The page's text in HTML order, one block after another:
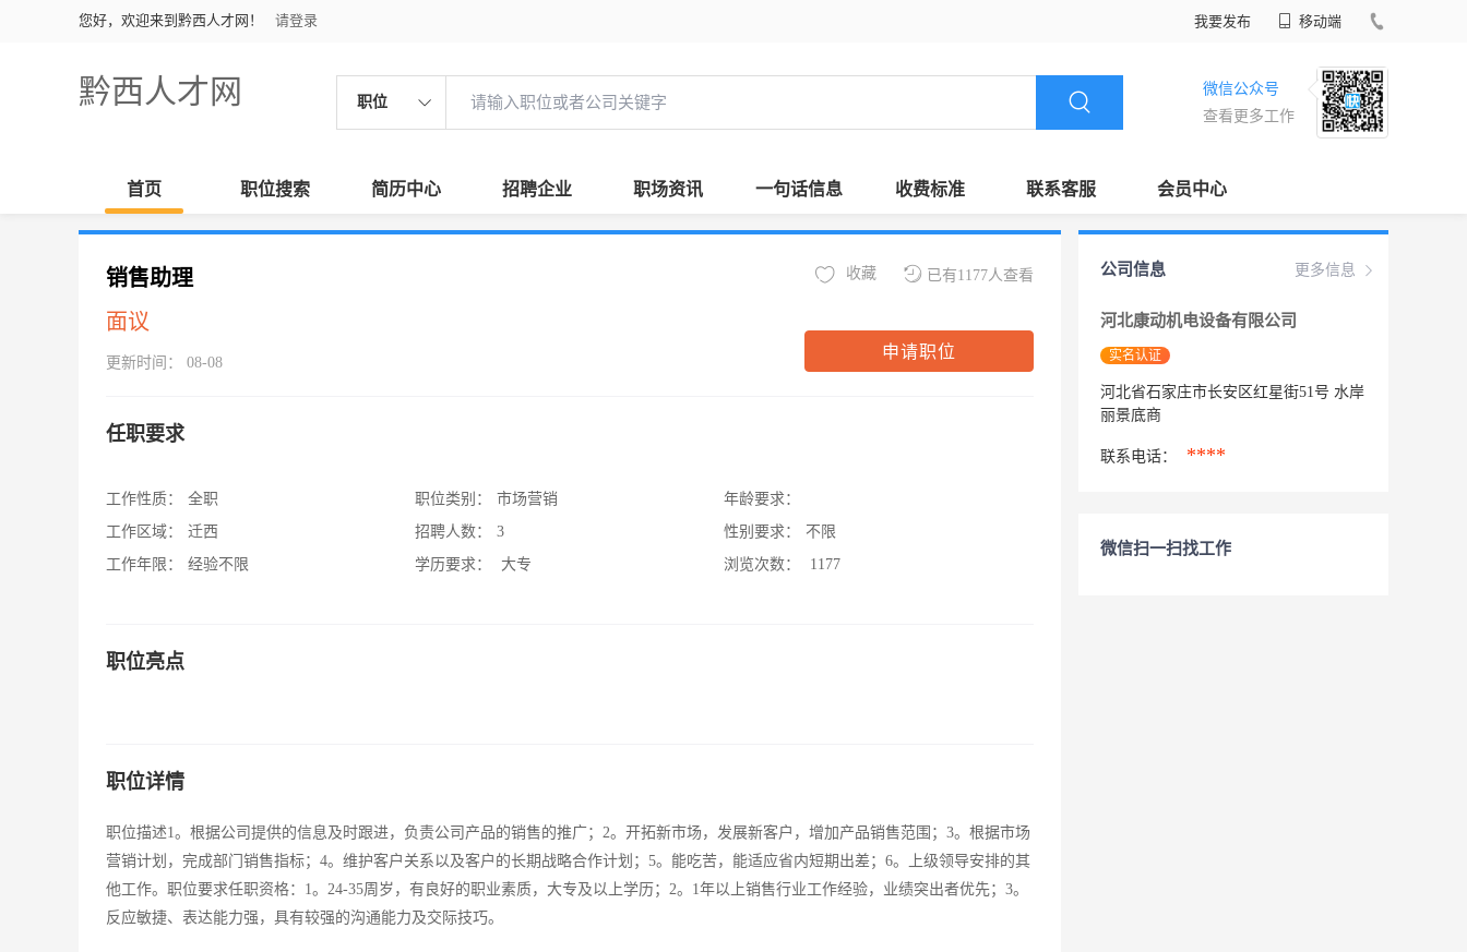
您好，欢迎来到黔西人才网！ 请登录 我要发布 移动端
黔西人才网 职位
微信公众号
查看更多工作
首页 职位搜索 简历中心 招聘企业 职场资讯 一句话信息 收费标准 联系客服 会员中心
销售助理
面议
更新时间： 08-08
已有1177人查看
收藏
申请职位
任职要求
工作性质：
全职
工作区域：
迁西
工作年限：
经验不限
职位类别：
市场营销
招聘人数：
3
学历要求：
大专
年龄要求：
性别要求：
不限
浏览次数：
1177
职位亮点
职位详情
职位描述1。根据公司提供的信息及时跟进，负责公司产品的销售的推广；2。开拓新市场，发展新客户，增加产品销售范围；3。根据市场
营销计划，完成部门销售指标；4。维护客户关系以及客户的长期战略合作计划；5。能吃苦，能适应省内短期出差；6。上级领导安排的其
他工作。职位要求任职资格：1。24-35周岁，有良好的职业素质，大专及以上学历；2。1年以上销售行业工作经验，业绩突出者优先；3。
反应敏捷、表达能力强，具有较强的沟通能力及交际技巧。
更多信息
公司信息
河北康动机电设备有限公司
实名认证
河北省石家庄市长安区红星街51号 水岸
丽景底商
联系电话： ****
微信扫一扫找工作